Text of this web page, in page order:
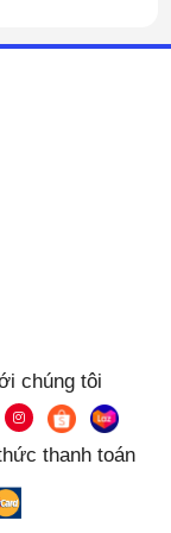
họa
chúng tôi
thanh toán